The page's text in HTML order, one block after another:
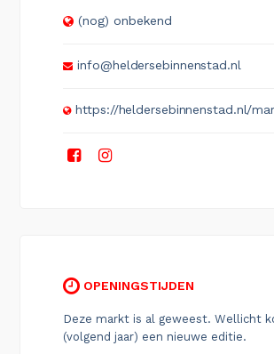
(nog) onbekend
info@heldersebinnenstad.nl
https://heldersebinnenstad.nl/
OPENINGSTIJDEN
Deze markt is al geweest. Wellicht
(volgend jaar) een nieuwe editie.